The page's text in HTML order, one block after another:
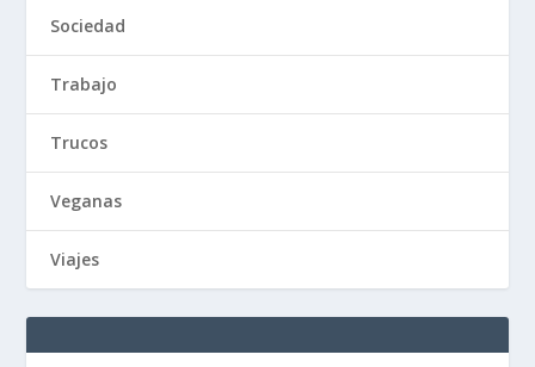
Sociedad
Trabajo
Trucos
Veganas
Viajes